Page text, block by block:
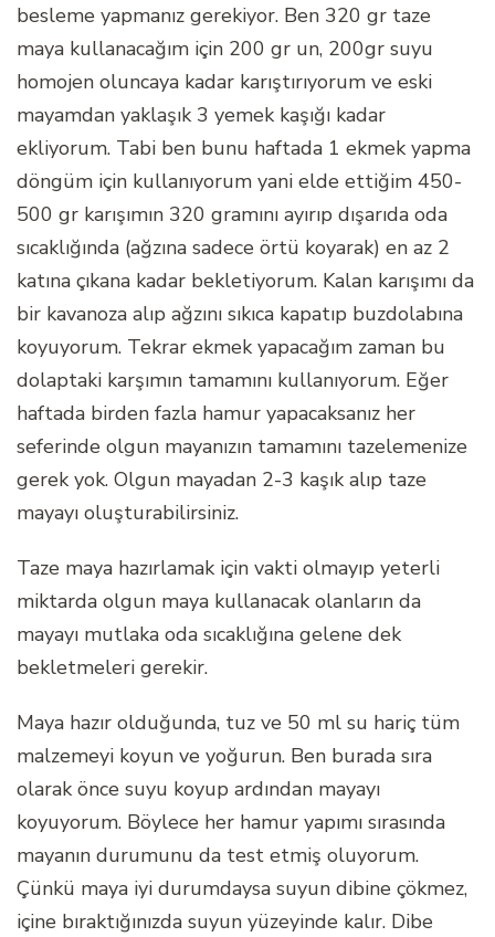
besleme yapmanız gerekiyor. Ben 320 gr taze
maya kullanacağım için 200 gr un, 200gr suyu
homojen oluncaya kadar karıştırıyorum ve eski
mayamdan yaklaşık 3 yemek kaşığı kadar
ekliyorum. Tabi ben bunu haftada 1 ekmek yapma
döngüm için kullanıyorum yani elde ettiğim 450-
500 gr karışımın 320 gramını ayırıp dışarıda oda
sıcaklığında (ağzına sadece örtü koyarak) en az 2
katına çıkana kadar bekletiyorum. Kalan karışımı da
bir kavanoza alıp ağzını sıkıca kapatıp buzdolabına
koyuyorum. Tekrar ekmek yapacağım zaman bu
dolaptaki karşımın tamamını kullanıyorum. Eğer
haftada birden fazla hamur yapacaksanız her
seferinde olgun mayanızın tamamını tazelemenize
gerek yok. Olgun mayadan 2-3 kaşık alıp taze
mayayı oluşturabilirsiniz.
Taze maya hazırlamak için vakti olmayıp yeterli
miktarda olgun maya kullanacak olanların da
mayayı mutlaka oda sıcaklığına gelene dek
bekletmeleri gerekir.
Maya hazır olduğunda, tuz ve 50 ml su hariç tüm
malzemeyi koyun ve yoğurun. Ben burada sıra
olarak önce suyu koyup ardından mayayı
koyuyorum. Böylece her hamur yapımı sırasında
mayanın durumunu da test etmiş oluyorum.
Çünkü maya iyi durumdaysa suyun dibine çökmez,
içine bıraktığınızda suyun yüzeyinde kalır. Dibe